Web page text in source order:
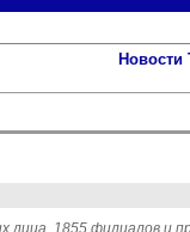
Новости
лица, 1855 филиалов и